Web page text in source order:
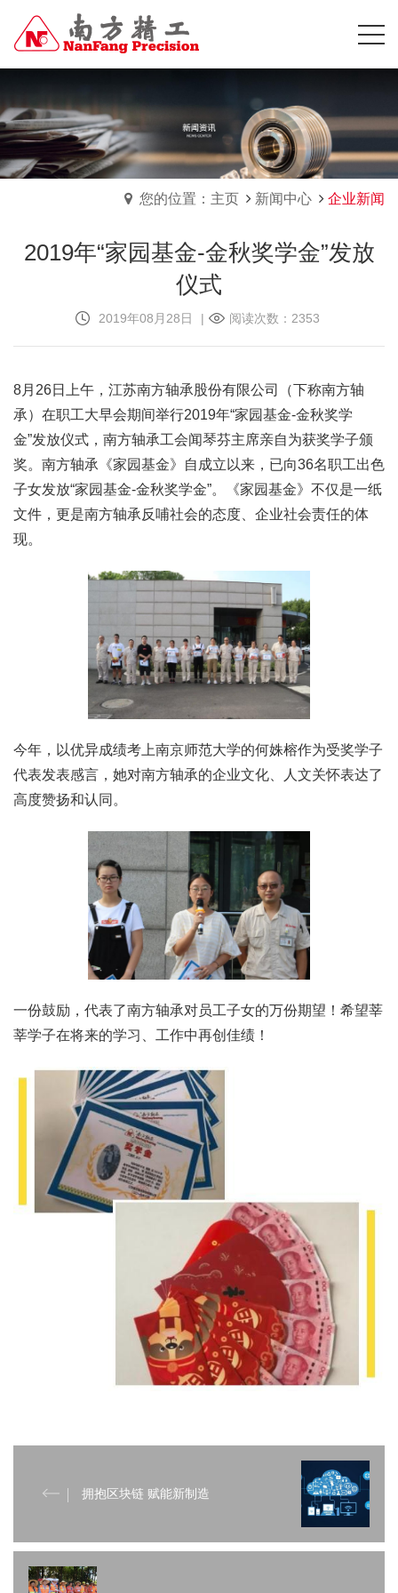
您的位置：主页 新闻中心 企业新闻
2019年“家园基金-金秋奖学金”发放
仪式
2019年08月28日 | 阅读次数：2353
8月26日上午，江苏南方轴承股份有限公司（下称南方轴
承）在职工大早会期间举行2019年“家园基金-金秋奖学
金”发放仪式，南方轴承工会闻琴芬主席亲自为获奖学子颁
奖。南方轴承《家园基金》自成立以来，已向36名职工出色
子女发放“家园基金-金秋奖学金”。《家园基金》不仅是一纸
文件，更是南方轴承反哺社会的态度、企业社会责任的体
现。
今年，以优异成绩考上南京师范大学的何姝榕作为受奖学子
代表发表感言，她对南方轴承的企业文化、人文关怀表达了
高度赞扬和认同。
一份鼓励，代表了南方轴承对员工子女的万份期望！希望莘
莘学子在将来的学习、工作中再创佳绩！
拥抱区块链 赋能新制造